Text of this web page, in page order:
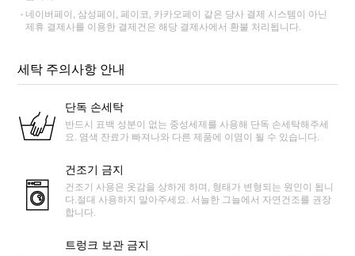
네이버페이, 삼성페이, 페이코, 카카오페이 같은 당사 결제 시스템이 아닌
제휴 결제사를 이용한 결제건은 해당 결제사에서 환불 처리됩니다.
세탁 주의사항 안내
단독 손세탁
반드시 표백 성분이 없는 중성세제를 사용해 단독 손세탁해주세
요. 염색 잔료가 빠져나와 다른 제품에 이염이 될 수 있습니다.
건조기 금지
건조기 사용은 옷감을 상하게 하며, 형태가 변형되는 원인이 됩니
다.절대 사용하지 말아주세요. 서늘한 그늘에서 자연건조를 권장
합니다.
트렁크 보관 금지